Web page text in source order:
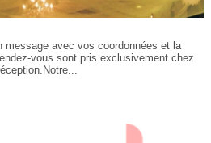
message avec vos coordonnées et la
vous sont pris exclusivement chez